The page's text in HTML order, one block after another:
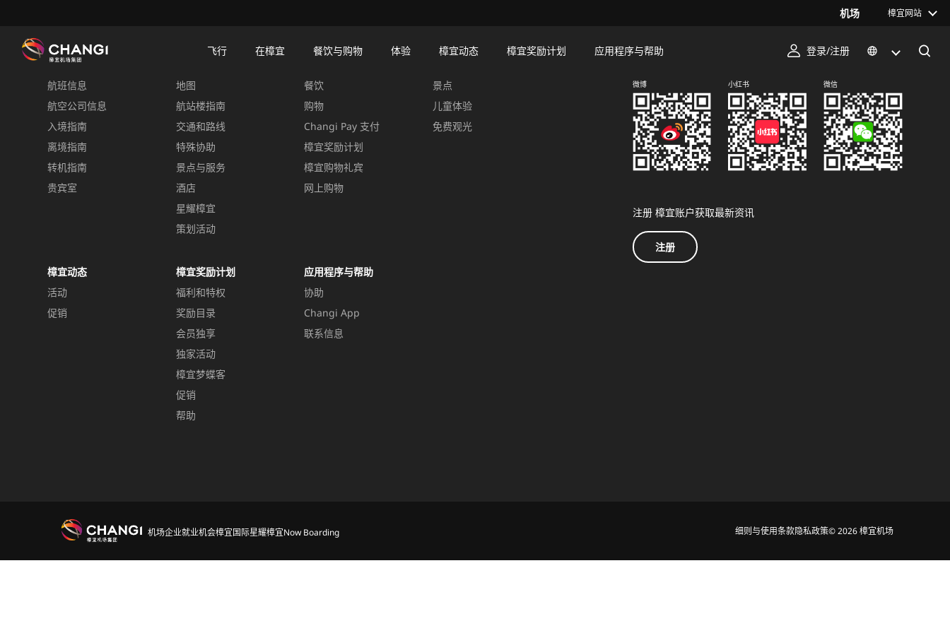
机场 樟宜网站
飞行 在樟宜 餐饮与购物 体验 樟宜动态 樟宜奖励计划 应用程序与帮助 登录/注册
飞行
航班信息
航空公司信息
入境指南
离境指南
转机指南
贵宾室
地图
航站楼指南
交通和路线
特殊协助
景点与服务
酒店
星耀樟宜
策划活动
餐饮
购物
Changi Pay 支付
樟宜奖励计划
樟宜购物礼宾
网上购物
景点
儿童体验
免费观光
樟宜动态
活动
促销
樟宜奖励计划
福利和特权
奖励目录
会员独享
独家活动
樟宜梦蝶客
促销
帮助
应用程序与帮助
协助
Changi App
联系信息
微博 小红书 微信
注册 樟宜账户获取最新资讯
注册
机场企业就业机会樟宜国际星耀樟宜Now Boarding 细则与使用条款隐私政策© 2026 樟宜机场